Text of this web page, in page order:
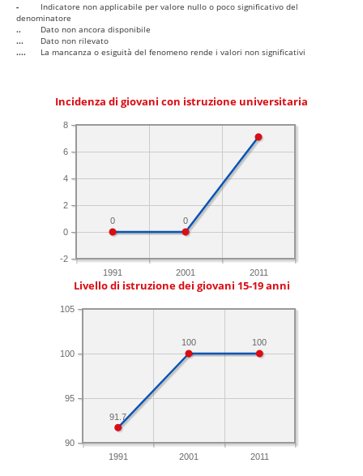
-
Indicatore non applicabile per valore nullo o poco significativo del
denominatore
..
Dato non ancora disponibile
...
Dato non rilevato
....
La mancanza o esiguità del fenomeno rende i valori non significativi
Incidenza di giovani con istruzione universitaria
1991 2001 2011
-2
0
2
4
6
8
0
0
Livello di istruzione dei giovani 15-19 anni
1991 2001 2011
90
95
100
105
100
100
91.7